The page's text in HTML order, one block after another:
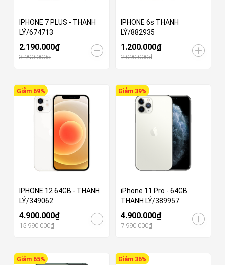
IPHONE 7 PLUS - THANH
LÝ/674713
2.190.000₫
3.990.000₫
IPHONE 6s THANH
LÝ/882935
1.200.000₫
2.090.000₫
Giảm 69%
IPHONE 12 64GB - THANH
LÝ/349062
4.900.000₫
15.990.000₫
Giảm 39%
iPhone 11 Pro - 64GB
THANH LÝ/389957
4.900.000₫
7.990.000₫
Giảm 65% Giảm 36%